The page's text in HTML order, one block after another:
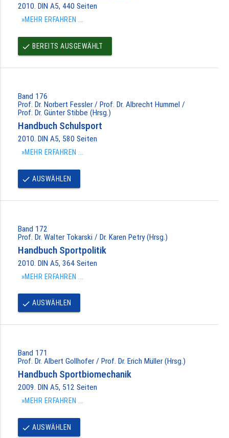
2010. DIN A5, 440 Seiten
»MEHR ERFAHREN ...
done BEREITS AUSGEWÄHLT
Band 176
Prof. Dr. Norbert Fessler / Prof. Dr. Albrecht Hummel /
Prof. Dr. Günter Stibbe (Hrsg.)
Handbuch Schulsport
2010. DIN A5, 580 Seiten
»MEHR ERFAHREN ...
done AUSWÄHLEN
Band 172
Prof. Dr. Walter Tokarski / Dr. Karen Petry (Hrsg.)
Handbuch Sportpolitik
2010. DIN A5, 364 Seiten
»MEHR ERFAHREN ...
done AUSWÄHLEN
Band 171
Prof. Dr. Albert Gollhofer / Prof. Dr. Erich Müller (Hrsg.)
Handbuch Sportbiomechanik
2009. DIN A5, 512 Seiten
»MEHR ERFAHREN ...
done AUSWÄHLEN